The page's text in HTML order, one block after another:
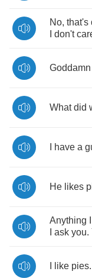
No, that's
don't
Goddamn
What did
have a
He likes
Anything
ask you.
like pies.